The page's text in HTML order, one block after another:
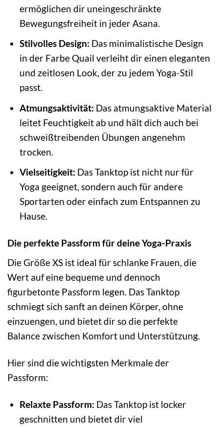
ermöglichen dir uneingeschränkte
Bewegungsfreiheit in jeder Asana.
Stilvolles Design: Das minimalistische Design
in der Farbe Quail verleiht dir einen eleganten
und zeitlosen Look, der zu jedem Yoga-Stil
passt.
Atmungsaktivität: Das atmungsaktive Material
leitet Feuchtigkeit ab und hält dich auch bei
schweißtreibenden Übungen angenehm
trocken.
Vielseitigkeit: Das Tanktop ist nicht nur für
Yoga geeignet, sondern auch für andere
Sportarten oder einfach zum Entspannen zu
Hause.
Die perfekte Passform für deine Yoga-Praxis
Die Größe XS ist ideal für schlanke Frauen, die
Wert auf eine bequeme und dennoch
figurbetonte Passform legen. Das Tanktop
schmiegt sich sanft an deinen Körper, ohne
einzuengen, und bietet dir so die perfekte
Balance zwischen Komfort und Unterstützung.
Hier sind die wichtigsten Merkmale der
Passform:
Relaxte Passform: Das Tanktop ist locker
geschnitten und bietet dir viel